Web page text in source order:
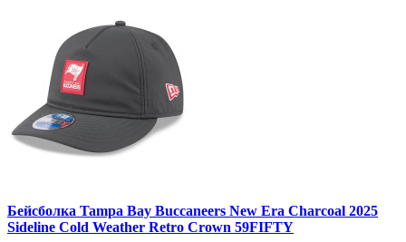
Бейсболка Tampa Bay Buccaneers New Era Charcoal 2025
Sideline Cold Weather Retro Crown 59FIFTY